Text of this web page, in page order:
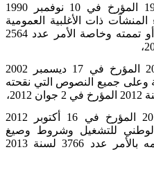
وعلى الأمر عدد 1855 لسنة 1990 المؤرخ في 10 نوفمبر 1990
ذات الأغلبية العمومية
وعلى جميع النصوص التي نقحته أو تممته وخاصة الأمر عدد 2564
وعلى الأمر عدد 3158 لسنة 2002 المؤرخ في 17 ديسمبر 2002
وعلى جميع النصوص التي نقحته
وعلى الأمر عدد 2369 لسنة 2012 المؤرخ في 16 أكتوبر 2012
للتشغيل وشروط وصيغ
الانتفاع بها، كما تم تنقيحه وإتمامه بالأمر عدد 3766 لسنة 2013